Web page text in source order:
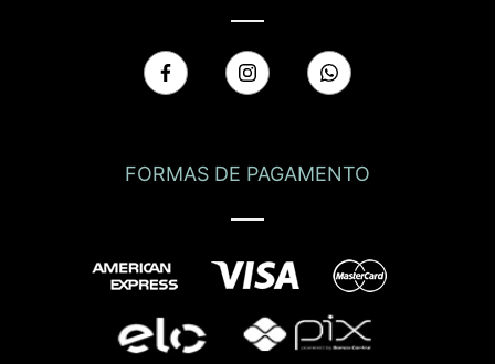
FORMAS DE PAGAMENTO